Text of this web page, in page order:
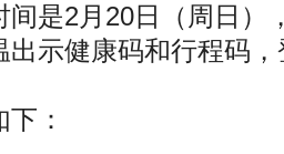
间是2月20日（周日）
出示健康码和行程码
：